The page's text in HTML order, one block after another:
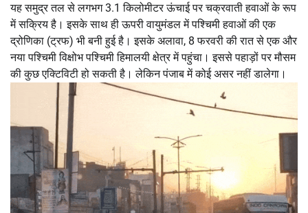
यह समुद्र तल से लगभग 3.1 किलोमीटर ऊंचाई पर चक्रवाती हवाओं के रूप
में सक्रिय है। इसके साथ ही ऊपरी वायुमंडल में पश्चिमी हवाओं की एक
द्रोणिका (ट्रफ) भी बनी हुई है। इसके अलावा, 8 फरवरी की रात से एक और
नया पश्चिमी विक्षोभ पश्चिमी हिमालयी क्षेत्र में पहुंचा। इससे पहाड़ों पर मौसम
की कुछ एक्टिविटी हो सकती है। लेकिन पंजाब में कोई असर नहीं डालेगा।